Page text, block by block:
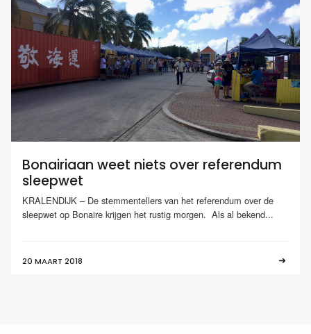
Bonairiaan weet niets over referendum
sleepwet
KRALENDIJK – De stemmentellers van het referendum over de
sleepwet op Bonaire krijgen het rustig morgen. Als al bekend...
20 MAART 2018